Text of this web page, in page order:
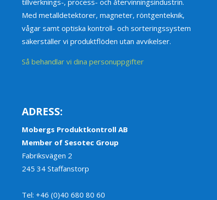
tillverknings-, process- och återvinningsindustrin.
Med metalldetektorer, magneter, röntgenteknik,
vågar samt optiska kontroll- och sorteringssystem
säkerställer vi produktflöden utan avvikelser.
Så behandlar vi dina personuppgifter
ADRESS:
Mobergs Produktkontroll AB
Member of Sesotec Group
Fabriksvägen 2
245 34 Staffanstorp
Tel: +46 (0)40 680 80 60